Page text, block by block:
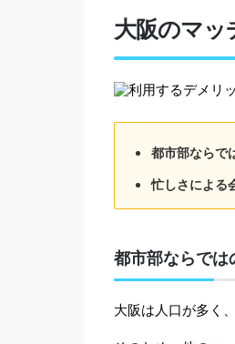
大阪のマッ
都市部ならで
忙しさによる
都市部ならでは
大阪は人口が多く